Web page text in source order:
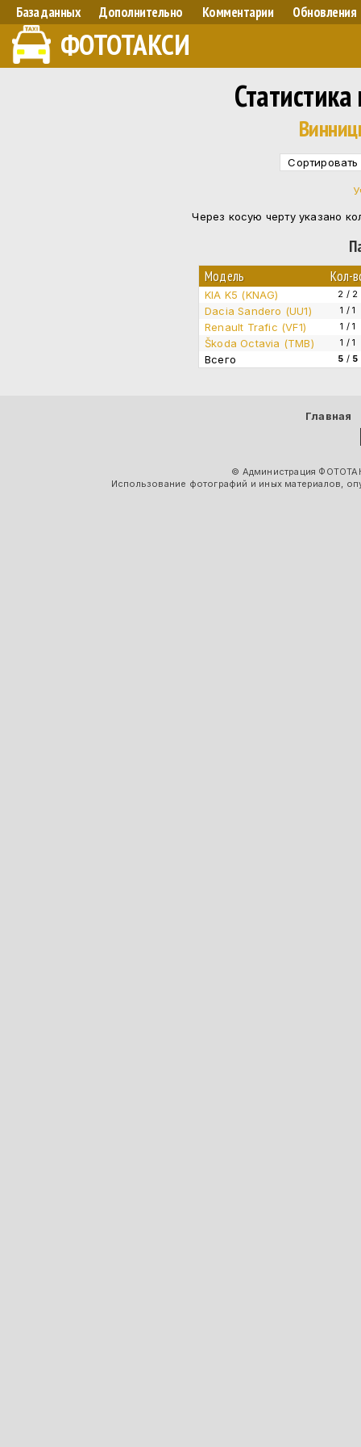
База данных Дополнительно Комментарии Обновления
ФОТОТАКСИ
Через косую черту указано
Модель Кол-
KIA K5 (KNAG) 2 / 2
Dacia Sandero (UU1) 1 / 1
Renault Trafic (VF1) 1 / 1
Škoda Octavia (TMB) 1 / 1
Всего 5 / 5
Главная
© Администрация
Использование фотографий и иных материалов,